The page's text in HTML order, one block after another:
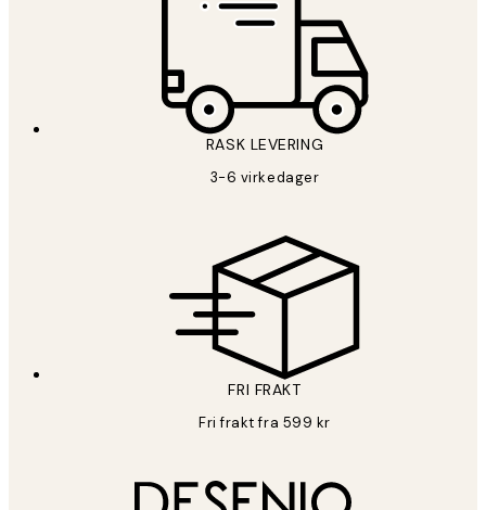
RASK LEVERING
3-6 virkedager
FRI FRAKT
Fri frakt fra 599 kr